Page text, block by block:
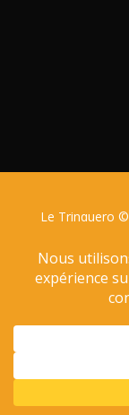
Le Trinquero ©